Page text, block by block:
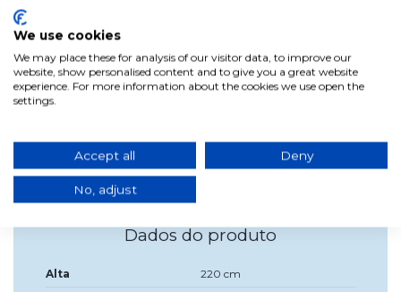
inesquecíveis.
W no máximo (lâmpadas não incluídas), pode colocar
uma lâmpada LED E27 de 10 W que é mais eficiente e
económica.
IP Rating: IP44.
Dados do produto
Alta
220 cm
We use cookies
We may place these for analysis of our visitor data, to improve our
website, show personalised content and to give you a great website
experience. For more information about the cookies we use open the
settings.
Accept all Deny
No, adjust